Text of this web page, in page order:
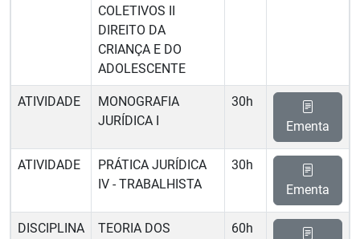
COLETIVOS II 
DIREITO DA
CRIANÇA E DO
ADOLESCENTE
ATIVIDADE
MONOGRAFIA
JURÍDICA I
30h
Ementa
ATIVIDADE
PRÁTICA JURÍDICA
IV - TRABALHISTA
30h
Ementa
DISCIPLINA
TEORIA DOS
60h